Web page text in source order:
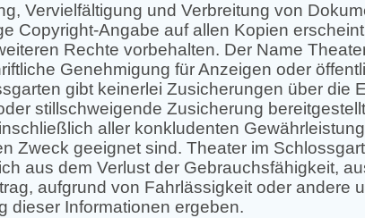
Vervielfältigung und Verbreitung von
Copyright-Angabe auf allen Kopien
Rechte vorbehalten. Der Name
Genehmigung für Anzeigen oder
gibt keinerlei Zusicherungen über die
stillschweigende Zusicherung
aller konkludenten
Zweck geeignet sind. Theater im
aus dem Verlust der Gebrauchsfähigkeit,
aufgrund von Fahrlässigkeit oder andere
dieser Informationen ergeben.